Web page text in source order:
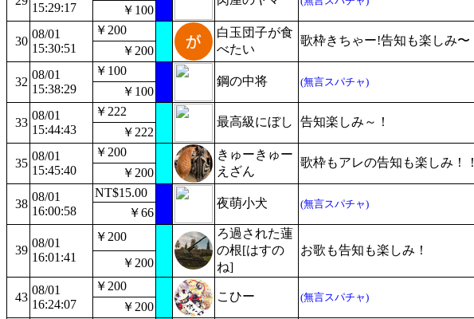
15:29:17
￥100
30
08/01
15:30:51
￥200
白玉団子が食
べたい
歌枠きちゃー!告知も楽しみ〜
￥200
32
08/01
15:38:29
￥100
鋼の中将 (無言スパチャ)
￥100
33
08/01
15:44:43
￥222
最高級にぼし 告知楽しみ～！
￥222
35
08/01
15:45:40
￥200
きゅーきゅー
えざん
歌枠もアレの告知も楽しみ！！
￥200
38
08/01
16:00:58
NT$15.00
夜萌小犬 (無言スパチャ)
￥66
39
08/01
16:01:41
￥200
ろ過された蓮
の根[はすの
ね]
お歌も告知も楽しみ！
￥200
43
08/01
16:24:07
￥200
こひー (無言スパチャ)
￥200